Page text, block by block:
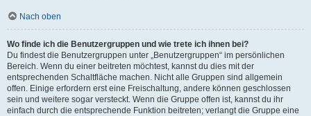
Nach oben
Wo finde ich die Benutzergruppen und wie trete ich ihnen bei?
Du findest die Benutzergruppen unter „Benutzergruppen“ im persönlichen
Bereich. Wenn du einer beitreten möchtest, kannst du dies mit der
entsprechenden Schaltfläche machen. Nicht alle Gruppen sind allgemein
offen. Einige erfordern erst eine Freischaltung, andere können geschlossen
sein und weitere sogar versteckt. Wenn die Gruppe offen ist, kannst du ihr
einfach durch die entsprechende Funktion beitreten; verlangt die Gruppe eine